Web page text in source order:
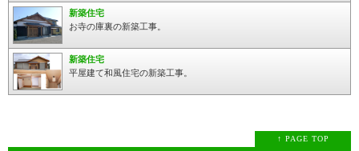
新築住宅
お寺の庫裏の新築工事。
新築住宅
平屋建て和風住宅の新築工事。
↑ PAGE TOP